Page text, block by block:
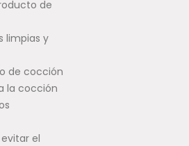
de
limpias y
de cocción
la cocción
el